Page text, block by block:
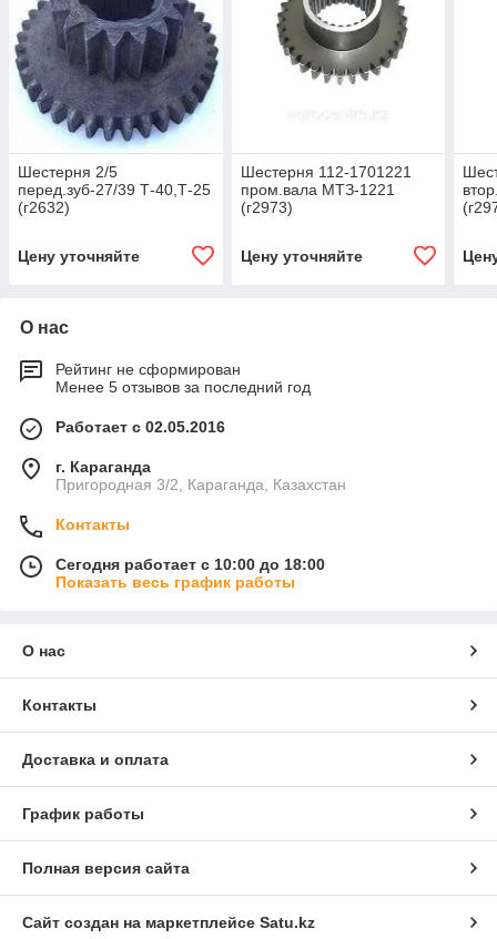
Шестерня 2/5
перед.зуб-27/39 Т-40,Т-25
(г2632)
Цену уточняйте
Шестерня 112-1701221
пром.вала МТЗ-1221
(г2973)
Цену уточняйте
О нас
Рейтинг не сформирован
Менее 5 отзывов за последний год
Работает с 02.05.2016
г. Караганда
Пригородная 3/2, Караганда, Казахстан
Контакты
Сегодня работает с 10:00 до 18:00
Показать весь график работы
О нас
Контакты
Доставка и оплата
График работы
Полная версия сайта
Сайт создан на маркетплейсе Satu.kz